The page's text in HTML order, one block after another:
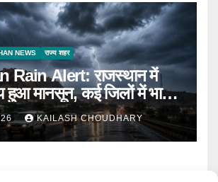
NEWS राज्य शहर
Rain Alert: राजस्थान में
हुआ मानसून, कई जिलों में भारी
KAILASH CHOUDHARY